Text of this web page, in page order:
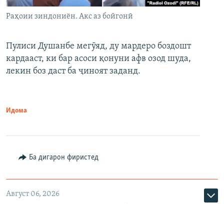
Раҳоии зиндониён. Акс аз бойгонӣ
Пулиси Душанбе мегӯяд, ду мардеро боздошт
кардааст, ки бар асоси қонуни афв озод шуда,
лекин боз даст ба ҷиноят заданд.
Идома
Ба дигарон фиристед
Август 06, 2026